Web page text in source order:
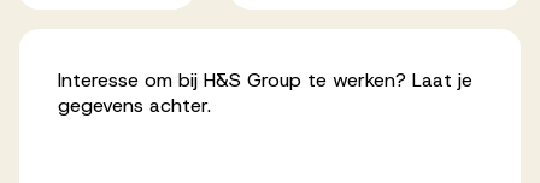
Voor kandidaten
Inspiratie
Interesse om bij H&S Group te werken? Laat je
gegevens achter.